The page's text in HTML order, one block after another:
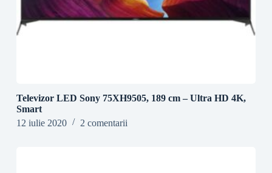
Televizor LED Sony 75XH9505, 189 cm – Ultra HD 4K,
Smart
12 iulie 2020
2 comentarii